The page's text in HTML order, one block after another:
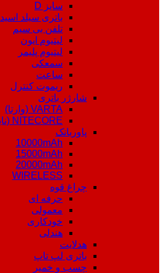
سایز D
باتری سیلد اسید
تلفن بی سیم
لیتیوم ایون
لیتیوم پلیمر
سمعکی
ساعت
ریموت کنترل
شارژر باتری
VARTA (وارتا)
NITECORE (نایتکور)
پاوربانک
10000mAh
15000mAh
20000mAh
WIRELESS
چراغ قوه
حرفه ای
معمولی
خودکاری
هندلی
هدلایت
باتری لپ تاپ
چسب و خمیر